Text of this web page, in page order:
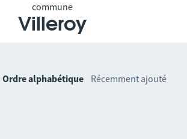
commune
Villeroy
Ordre alphabétique Récemment ajouté